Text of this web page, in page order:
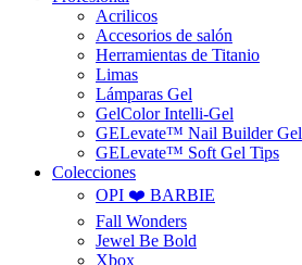
Acrilicos
Accesorios de salón
Herramientas de Titanio
Limas
Lámparas Gel
GelColor Intelli-Gel
GELevate™ Nail Builder Gel
GELevate™ Soft Gel Tips
Colecciones
OPI ❤️ BARBIE
Fall Wonders
Jewel Be Bold
Xbox